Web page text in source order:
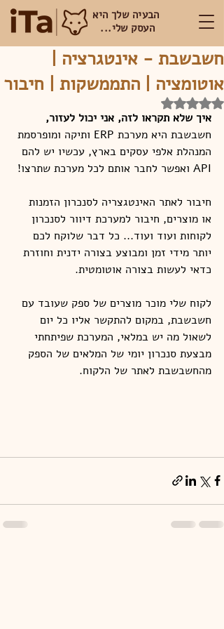
הבעיה שלך היא
העסק שלי...
חשבשבת - אינטגרציה |
אוטומציה | התממשקות | חיבור
דירוג של NaN מתוך 5 כוכבים
איך שלא תקראו לזה, אני יכול לעזור,
חשבשבת היא מערכת ERP ותיקה ומופרסמת
המנהלת אלפי עסקים בארץ, עכשיו יש להם
API ואפשר לחבר אותם לכל מערכת שתרצו!
חיבור לאתר האינטגצריה לסנכרון הזמנות
או מוצרים, חיבור למערכת דיוור לסנכרון
לקוחות ועוד ועוד... כל דבר שלוקח לכם
יותר מידי זמן ומבוצע בצורה ידנית וחוזרת
כדאי לעשות בצורה אוטומטית.
לקוח שלי מוכר מוצרים של ספק שעובד עם
חשבשבת, במקום להתקשר אליו כל יום
לשאול מה יש במלאי, המערכת שפיתחתי
מבצעת סנכרון יומי של המלאים של הספק
מהחשבשבת לאתר של הלקוח.